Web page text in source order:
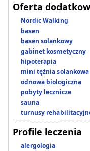
Oferta
Nordic Walking
basen
basen solankowy
gabinet kosmetyczny
hipoterapia
mini tężnia solankowa
odnowa biologiczna
pobyty lecznicze
sauna
turnusy
Profile leczenia
alergologia